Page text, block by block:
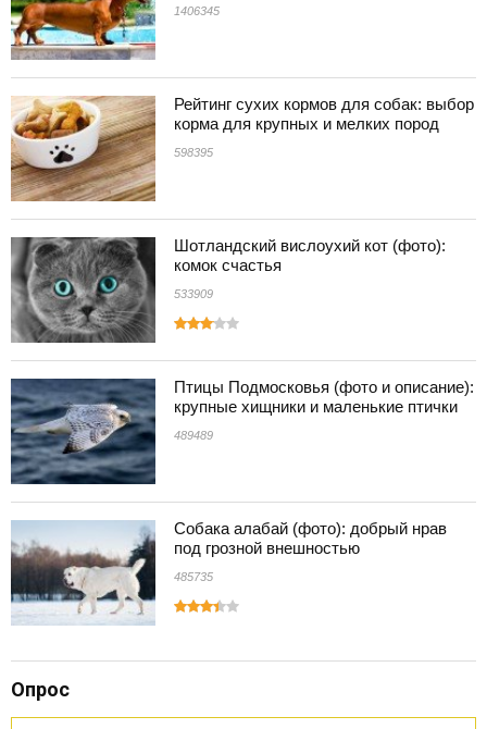
1406345
Рейтинг сухих кормов для собак: выбор
корма для крупных и мелких пород
598395
Шотландский вислоухий кот (фото):
комок счастья
533909
Птицы Подмосковья (фото и описание):
крупные хищники и маленькие птички
489489
Собака алабай (фото): добрый нрав
под грозной внешностью
485735
Опрос